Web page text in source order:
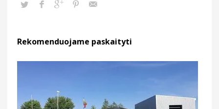
Rekomenduojame paskaityti